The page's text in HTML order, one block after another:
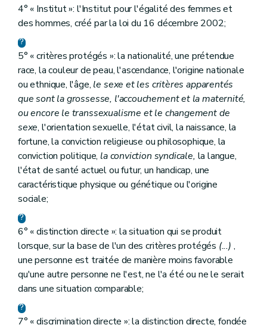
4° « Institut »: l'Institut pour l'égalité des femmes et
des hommes, créé par la loi du 16 décembre 2002;
5° « critères protégés »: la nationalité, une prétendue
race, la couleur de peau, l'ascendance, l'origine nationale
ou ethnique, l'âge, le sexe et les critères apparentés
que sont la grossesse, l'accouchement et la maternité,
ou encore le transsexualisme et le changement de
sexe, l'orientation sexuelle, l'état civil, la naissance, la
fortune, la conviction religieuse ou philosophique, la
conviction politique, la conviction syndicale, la langue,
l'état de santé actuel ou futur, un handicap, une
caractéristique physique ou génétique ou l'origine
sociale;
6° « distinction directe »: la situation qui se produit
lorsque, sur la base de l'un des critères protégés (...) ,
une personne est traitée de manière moins favorable
qu'une autre personne ne l'est, ne l'a été ou ne le serait
dans une situation comparable;
7° « discrimination directe »: la distinction directe, fondée